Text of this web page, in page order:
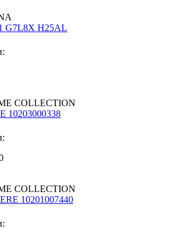
G7L8X H25AL
COLLECTION
10203000338
COLLECTION
10201007440